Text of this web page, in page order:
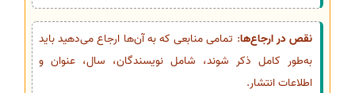
نقص در ارجاع‌ها: تمامی منابعی که به آن‌ها ارجاع می‌دهید باید
به‌طور کامل ذکر شوند، شامل نویسندگان، سال، عنوان و
اطلاعات انتشار.